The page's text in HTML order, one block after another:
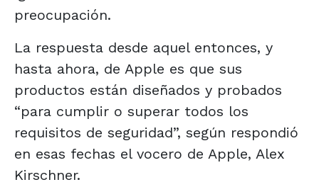
preocupación.
La respuesta desde aquel entonces, y
hasta ahora, de Apple es que sus
productos están diseñados y probados
“para cumplir o superar todos los
requisitos de seguridad”, según respondió
en esas fechas el vocero de Apple, Alex
Kirschner.